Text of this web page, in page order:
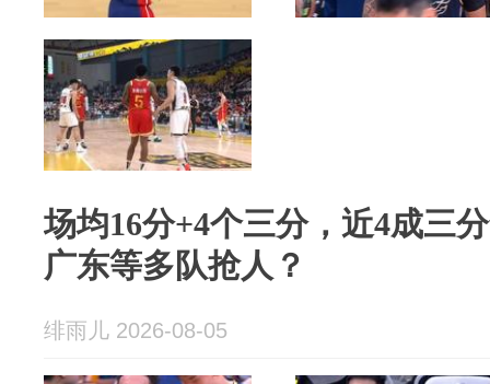
场均16分+4个三分，近4成三
广东等多队抢人？
绯雨儿 2026-08-05